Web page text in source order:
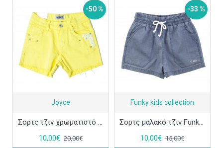
-50 %
Joyce
Σορτς τζιν χρωματιστό Joyce 14058
10,00€ 20,00€
-33 %
Funky kids collection
Σορτς μαλακό τζιν Funky 122-532108
10,00€ 15,00€